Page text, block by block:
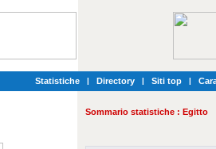
Statistiche | Directory | Siti top |
Sommario statistiche : Egitto